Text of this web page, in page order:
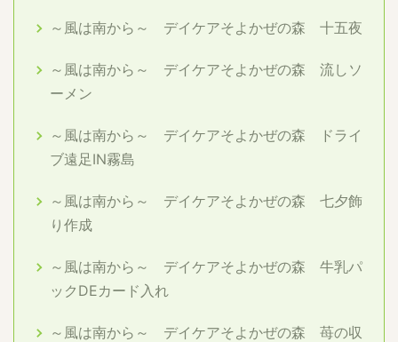
～風は南から～ デイケアそよかぜの森 十五夜
～風は南から～ デイケアそよかぜの森 流しソ
ーメン
～風は南から～ デイケアそよかぜの森 ドライ
ブ遠足IN霧島
～風は南から～ デイケアそよかぜの森 七夕飾
り作成
～風は南から～ デイケアそよかぜの森 牛乳パ
ックDEカード入れ
～風は南から～ デイケアそよかぜの森 苺の収